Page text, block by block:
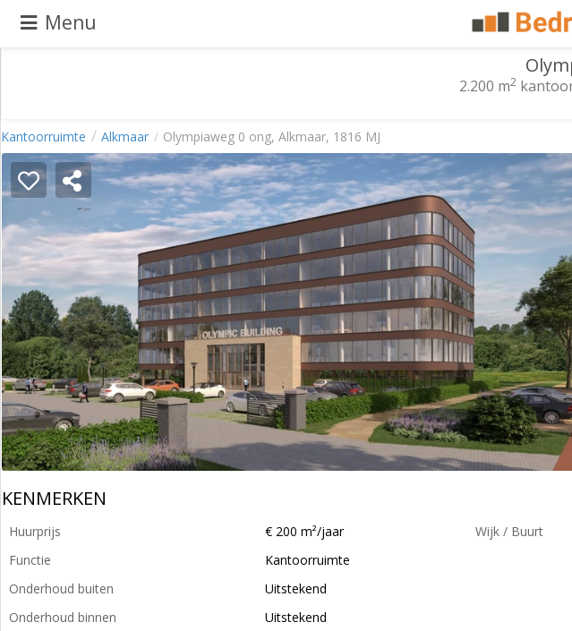
Menu
aanbieden
Pand
zoeken
Waarom
adverteren
Premium
adverteren
Blog
Registreren
Login
Kantoorruimte Alkmaar Olympiaweg 0 ong, Alkmaar, 1816 MJ
2.200 m2
KENMERKEN
Huurprijs
€ 200 m²/jaar
Functie
Kantoorruimte
Onderhoud buiten
Uitstekend
Onderhoud binnen
Uitstekend
Wijk / Buurt